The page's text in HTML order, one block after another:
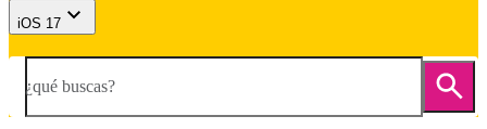
iOS 17
¿qué buscas?